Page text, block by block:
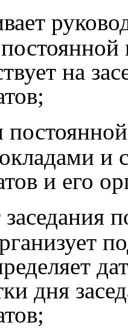
на
и
и его
заседания
дня